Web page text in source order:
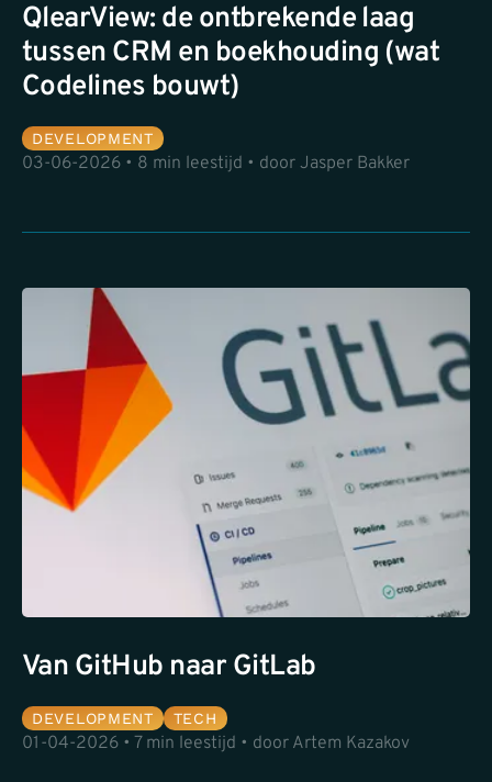
QlearView: de ontbrekende laag
tussen CRM en boekhouding (wat
Codelines bouwt)
DEVELOPMENT
03-06-2026 • 8 min leestijd • door Jasper Bakker
Van GitHub naar GitLab
DEVELOPMENT TECH
01-04-2026 • 7 min leestijd • door Artem Kazakov